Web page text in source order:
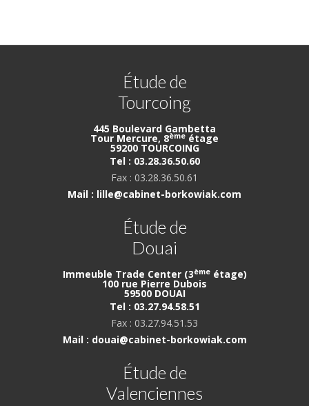
Étude de
Tourcoing
445 Boulevard Gambetta
Tour Mercure, 8ème étage
59200 TOURCOING
Tel : 03.28.36.50.60
Fax : 03.28.36.50.61
Mail : lille@cabinet-borkowiak.com
Étude de
Douai
Immeuble Trade Center (3èmeétage)
100 rue Pierre Dubois
59500 DOUAI
Tel : 03.27.94.58.51
Fax : 03.27.94.51.53
Mail : douai@cabinet-borkowiak.com
Étude de
Valenciennes